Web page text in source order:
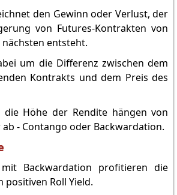
den Gewinn oder Verlust, der
von Futures-Kontrakten von
entsteht.
um die Differenz zwischen dem
Kontrakts und dem Preis des
die Höhe der Rendite hängen von
- Contango oder Backwardation.
Backwardation profitieren die
positiven Roll Yield.